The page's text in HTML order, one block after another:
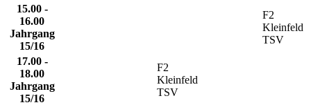
15.00 -
16.00
Jahrgang
15/16
F2
Kleinfeld
TSV
17.00 -
18.00
Jahrgang
15/16
F2
Kleinfeld
TSV